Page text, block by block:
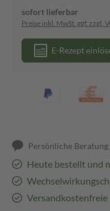
sofort lieferbar
Preise inkl. MwSt. ggf. zzgl.
E-Rezept
Persönliche Beratung
Heute bestellt und
Versandkostenfreie